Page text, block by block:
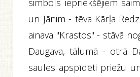
simbols iepriekšējiem
un Jānim - tēva Kārļa
ainava "Krastos" - stāvā
Daugava, tālumā - otrā
saules apspīdēti priežu